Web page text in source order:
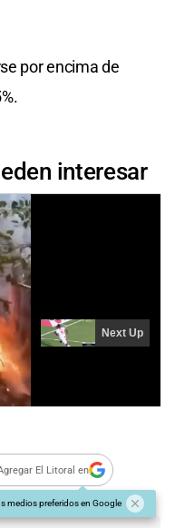
por encima de
interesar
El Litoral en
medios preferidos en Google